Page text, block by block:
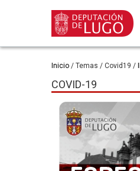
principal
Miga
de
pan
Inicio Temas Covid19
COVID-19